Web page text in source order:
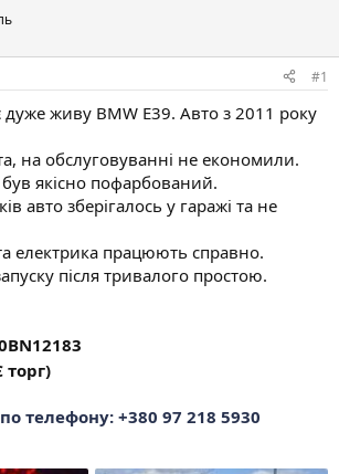
#1
живу BMW E39. Авто з 2011 року
на обслуговуванні не економили.
якісно пофарбований.
авто зберігалось у гаражі та не
електрика працюють справно.
після тривалого простою.
торг)
телефону: +380 97 218 5930